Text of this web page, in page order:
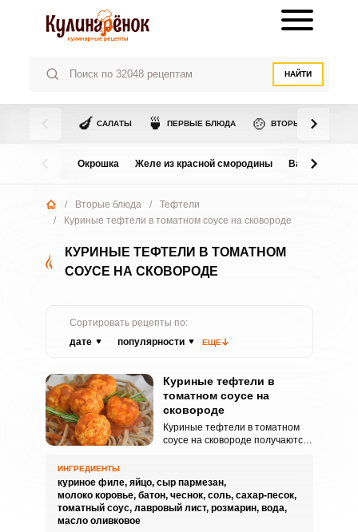
НАЙТИ
🍆 САЛАТЫ 🍵 ПЕРВЫЕ БЛЮДА 🍲 ВТОРЫЕ БЛЮДА
Окрошка Желе из красной смородины Варенье из
/ Вторые блюда /
Тефтели
/
Куриные тефтели в томатном соусе на сковороде
КУРИНЫЕ ТЕФТЕЛИ В ТОМАТНОМ
СОУСЕ НА СКОВОРОДЕ
Сортировать рецепты по:
дате
популярности ЕЩЕ
Куриные тефтели в
томатном соусе на
сковороде
Куриные тефтели в томатном
соусе на сковороде получаются
Такое сочное угощение можно
подавать с картофельным пюре,
макаронами и другими
ИНГРЕДИЕНТЫ
куриное филе, яйцо, сыр пармезан,
молоко коровье, батон, чеснок, соль, сахар-песок,
томатный соус, лавровый лист, розмарин, вода,
масло оливковое